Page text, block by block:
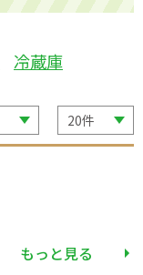
冷蔵庫
もっと見る